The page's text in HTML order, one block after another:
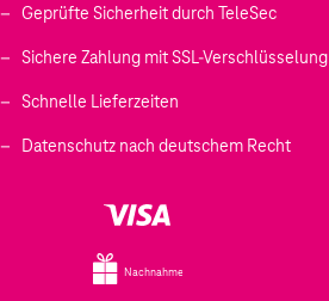
Geprüfte Sicherheit durch TeleSec
Sichere Zahlung mit SSL-Verschlüsselung
Schnelle Lieferzeiten
Datenschutz nach deutschem Recht
Nachnahme